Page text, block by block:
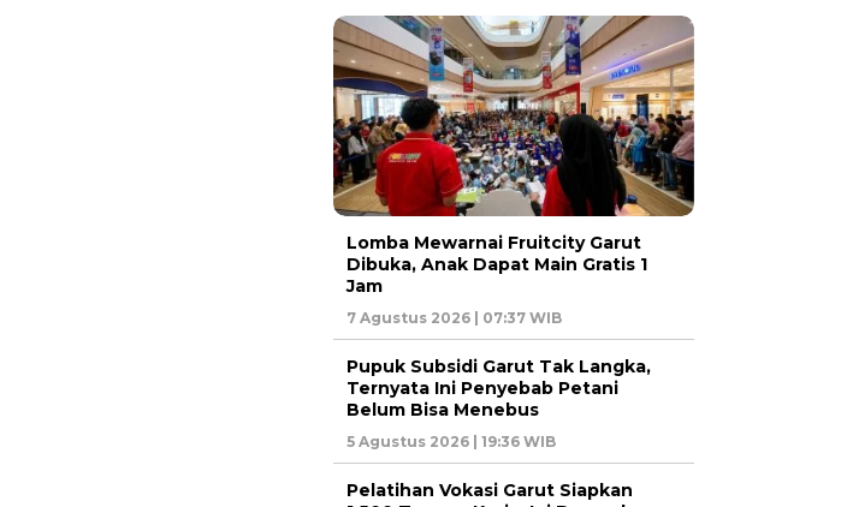
Lomba Mewarnai Fruitcity Garut
Dibuka, Anak Dapat Main Gratis 1
Jam
7 Agustus 2026 | 07:37 WIB
Pupuk Subsidi Garut Tak Langka,
Ternyata Ini Penyebab Petani
Belum Bisa Menebus
5 Agustus 2026 | 19:36 WIB
Pelatihan Vokasi Garut Siapkan